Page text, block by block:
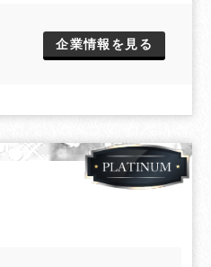
企業情報を見る